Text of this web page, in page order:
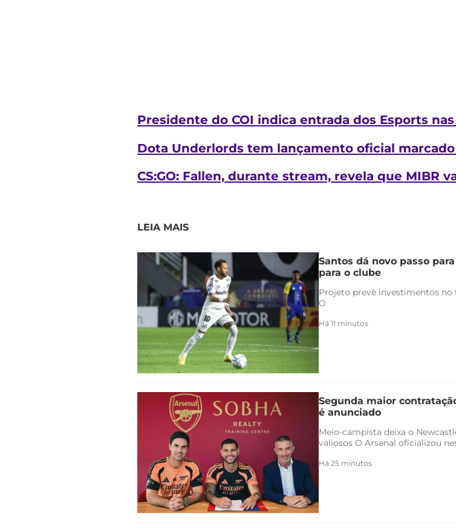
Presidente do COI indica entrada dos Esports
Dota Underlords tem lançamento oficial
CS:GO: Fallen, durante stream, revela que MIBR
LEIA MAIS
Santos dá novo passo
para o clube
Projeto prevê investimentos no
O
Há 11 minutos
Segunda maior
é anunciado
Meio-campista deixa o
valiosos O Arsenal oficializou
Há 25 minutos